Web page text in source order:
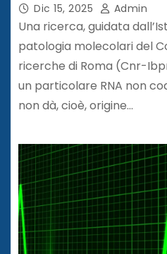
Dic 15, 2025 Admin
Una ricerca, guidata
patologia molecolari del
ricerche di Roma (Cnr-
un particolare RNA non
non dà, cioè, origine…